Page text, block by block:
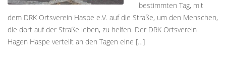
bestimmten Tag, mit
dem DRK Ortsverein Haspe e.V. auf die Straße, um den Menschen,
die dort auf der Straße leben, zu helfen. Der DRK Ortsverein
Hagen Haspe verteilt an den Tagen eine […]